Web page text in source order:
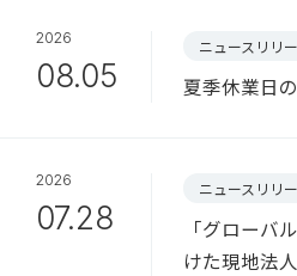
2026
08.05
ニュースリリ
夏季休業日
2026
07.28
ニュースリリ
「グローバ
けた現地法